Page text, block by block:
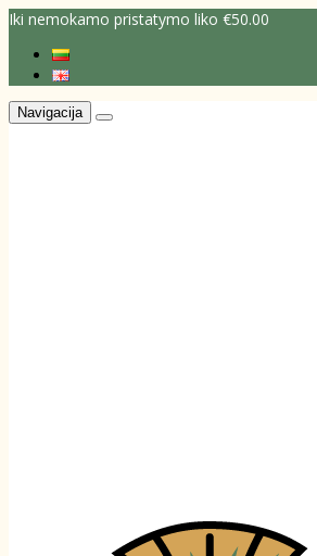
Iki nemokamo pristatymo liko €50.00
Navigacija